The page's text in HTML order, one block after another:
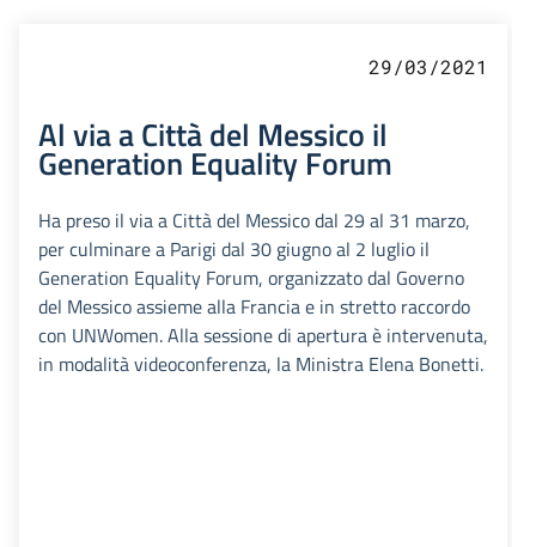
29/03/2021
Al via a Città del Messico il
Generation Equality Forum
Ha preso il via a Città del Messico dal 29 al 31 marzo,
per culminare a Parigi dal 30 giugno al 2 luglio il
Generation Equality Forum, organizzato dal Governo
del Messico assieme alla Francia e in stretto raccordo
con UNWomen. Alla sessione di apertura è intervenuta,
in modalità videoconferenza, la Ministra Elena Bonetti.